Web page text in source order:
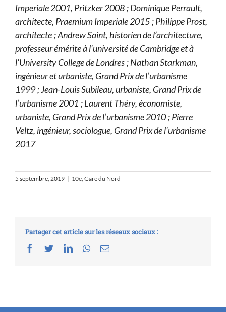
Imperiale 2001, Pritzker 2008 ; Dominique Perrault,
architecte, Praemium Imperiale 2015 ; Philippe Prost,
architecte ; Andrew Saint, historien de l’architecture,
professeur émérite à l’université de Cambridge et à
l’University College de Londres ; Nathan Starkman,
ingénieur et urbaniste, Grand Prix de l’urbanisme
1999 ; Jean-Louis Subileau, urbaniste, Grand Prix de
l’urbanisme 2001 ; Laurent Théry, économiste,
urbaniste, Grand Prix de l’urbanisme 2010 ; Pierre
Veltz, ingénieur, sociologue, Grand Prix de l’urbanisme
2017
5 septembre, 2019 | 10e Gare du Nord
Partager cet article sur les réseaux sociaux :
Facebook
TwitterLinkedInWhatsapp
Email